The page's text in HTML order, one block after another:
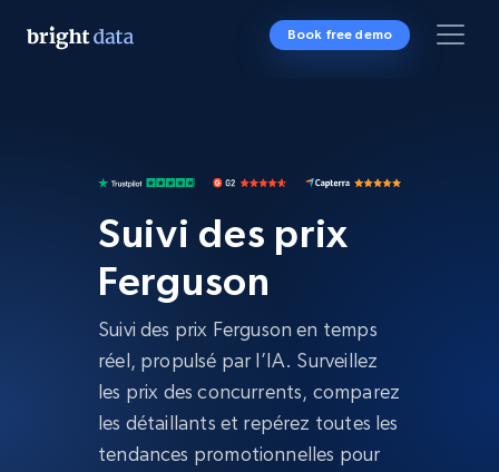
Book free demo
Suivi des prix
Ferguson
Suivi des prix Ferguson en temps
réel, propulsé par l’IA. Surveillez
les prix des concurrents, comparez
les détaillants et repérez toutes les
tendances promotionnelles pour